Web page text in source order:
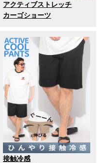
アクティブストレッチ
カーゴショーツ
接触冷感